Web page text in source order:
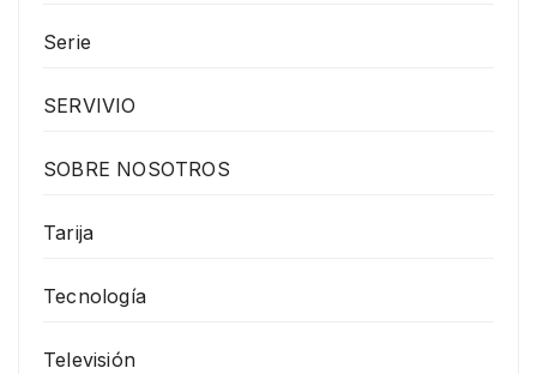
Serie
SERVIVIO
SOBRE NOSOTROS
Tarija
Tecnología
Televisión